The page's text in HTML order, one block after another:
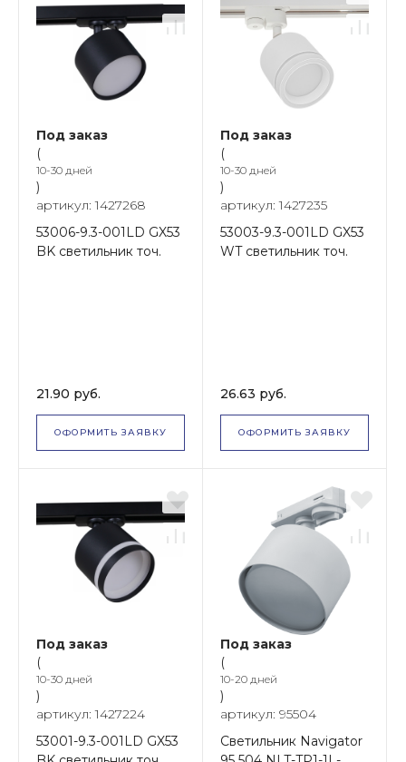
Под заказ
(
10-30 дней
)
артикул: 1427268
53006-9.3-001LD GX53
BK светильник точ.
21.90 руб.
ОФОРМИТЬ ЗАЯВКУ
Под заказ
(
10-30 дней
)
артикул: 1427235
53003-9.3-001LD GX53
WT светильник точ.
26.63 руб.
ОФОРМИТЬ ЗАЯВКУ
Под заказ
(
10-30 дней
)
артикул: 1427224
53001-9.3-001LD GX53
Под заказ
(
10-20 дней
)
артикул: 95504
Светильник Navigator